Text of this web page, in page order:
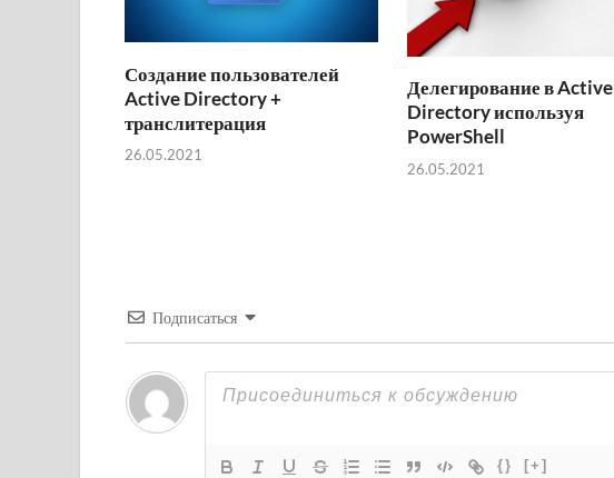
Создание пользователей
Active Directory +
транслитерация
26.05.2021
Делегирование в Active
Directory используя
PowerShell
26.05.2021
Подписаться
{} [+]